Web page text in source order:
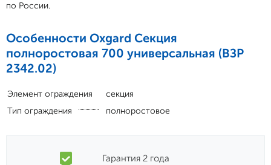
по России.
Особенности Oxgard Секция
полноростовая 700 универсальная (ВЗР
2342.02)
Элемент ограждения
секция
Тип ограждения
полноростовое
Гарантия 2 года